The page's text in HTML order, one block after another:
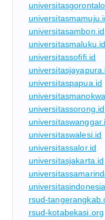
universitasambon.id
universitasmaluku.id
universitassofifi.id
universitaspapua.id
universitassorong.id
universitaswalesi.id
universitassalor.id
universitasjakarta.id
rsud-
rsud-kotabekasi.org